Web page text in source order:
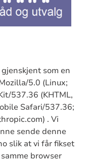
som en
5.0 (Linux;
537.36 (KHTML,
Safari/537.36;
. Vi
sende denne
slik at vi får fikset
browser